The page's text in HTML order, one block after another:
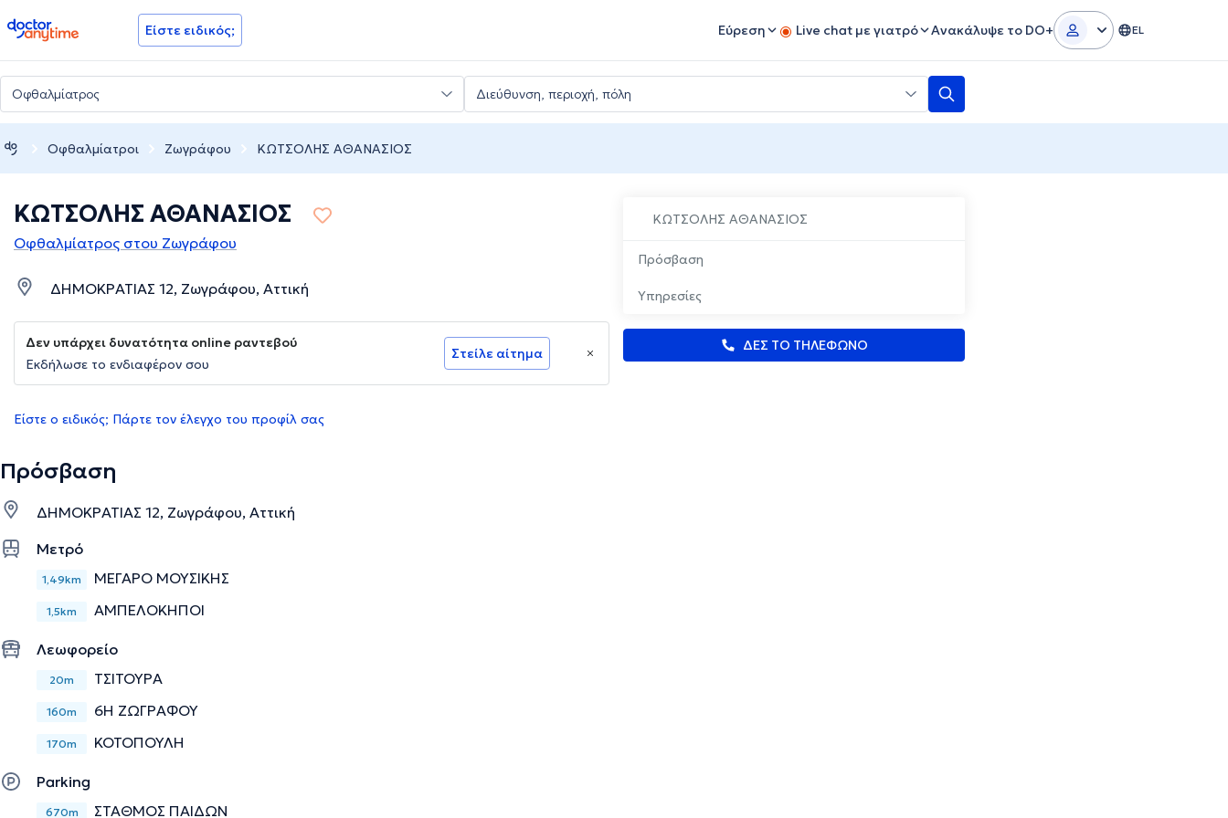
doctoranytime Είστε ειδικός; Εύρεση Live chat με γιατρό Ανακάλυψε το DO+ EL
Οφθαλμίατροι Ζωγράφου ΚΩΤΣΟΛΗΣ ΑΘΑΝΑΣΙΟΣ
ΚΩΤΣΟΛΗΣ ΑΘΑΝΑΣΙΟΣ
Πρόσβαση
Υπηρεσίες
ΔΕΣ ΤΟ ΤΗΛΕΦΩΝΟ
ΚΩΤΣΟΛΗΣ ΑΘΑΝΑΣΙΟΣ
Οφθαλμίατρος στου Ζωγράφου
ΔΗΜΟΚΡΑΤΙΑΣ 12, Ζωγράφου, Αττική
Δεν υπάρχει δυνατότητα online ραντεβού
Εκδήλωσε το ενδιαφέρον σου
Στείλε αίτημα
Είστε ο ειδικός; Πάρτε τον έλεγχο του προφίλ σας
Πρόσβαση
ΔΗΜΟΚΡΑΤΙΑΣ 12, Ζωγράφου, Αττική
Μετρό
1,49km ΜΕΓΑΡΟ ΜΟΥΣΙΚΗΣ
1,5km ΑΜΠΕΛΟΚΗΠΟΙ
Λεωφορείο
20m ΤΣΙΤΟΥΡΑ
160m 6Η ΖΩΓΡΑΦΟΥ
170m ΚΟΤΟΠΟΥΛΗ
Parking
670m ΣΤΑΘΜΟΣ ΠΑΙΔΩΝ